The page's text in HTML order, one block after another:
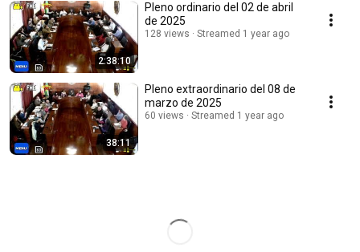
2:38:10
Pleno ordinario del 02 de abril
de 2025
128 views Streamed 1 year ago
38:11
Pleno extraordinario del 08 de
marzo de 2025
60 views Streamed 1 year ago